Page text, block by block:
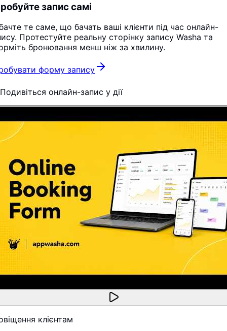
запис самі
те саме, що бачать ваші клієнти під час онлайн-
Протестуйте реальну сторінку запису Washa та
бронювання менш ніж за хвилину.
форму запису
Подивіться онлайн-запис у дії
клієнтам